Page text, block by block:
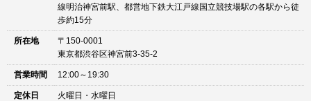
線明治神宮前駅、都営地下鉄大江戸線国立競技場駅の各駅から徒
歩約15分
所在地
〒150-0001
東京都渋谷区神宮前3-35-2
営業時間 12:00～19:30
定休日 火曜日・水曜日